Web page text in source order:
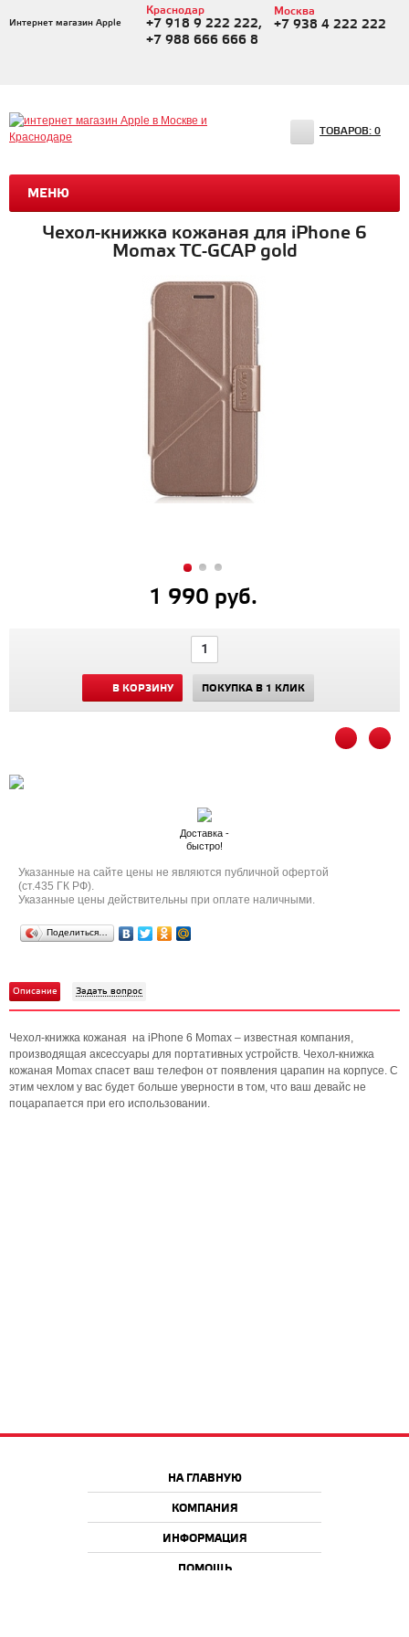
Интернет магазин Apple
Краснодар
+7 918 9 222 222,
+7 988 666 666 8
Москва
+7 938 4 222 222
МЕНЮ
ТОВАРОВ: 0
Чехол-книжка кожаная для iPhone 6
Momax TC-GCAP gold
1 990 руб.
В КОРЗИНУ ПОКУПКА В 1 КЛИК
Доставка -
быстро!
Указанные на сайте цены не являются публичной офертой
(ст.435 ГК РФ).
Указанные цены действительны при оплате наличными.
Поделиться…
Описание Задать вопрос
Чехол-книжка кожаная на iPhone 6 Momax – известная компания,
производящая аксессуары для портативных устройств. Чехол-книжка
кожаная Momax спасет ваш телефон от появления царапин на корпусе. С
этим чехлом у вас будет больше уверности в том, что ваш девайс не
поцарапается при его использовании.
НА ГЛАВНУЮ
КОМПАНИЯ
ИНФОРМАЦИЯ
ПОМОЩЬ